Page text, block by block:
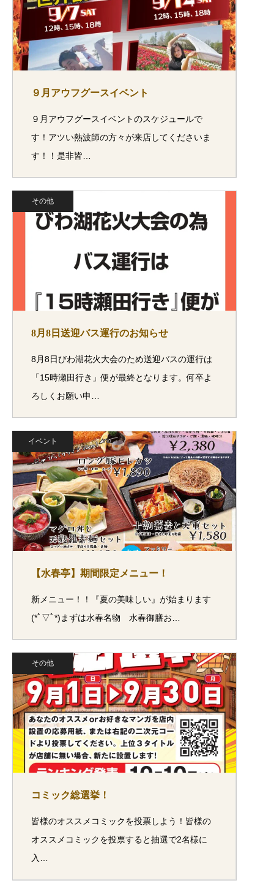
９月アウフグースイベント
９月アウフグースイベントのスケジュールで
す！アツい熱波師の方々が来店してくださいま
す！！是非皆…
その他
8月8日送迎バス運行のお知らせ
8月8日びわ湖花火大会のため送迎バスの運行は
「15時瀬田行き」便が最終となります。何卒よ
ろしくお願い申…
イベント
【水春亭】期間限定メニュー！
新メニュー！！『夏の美味しい』が始まります
(*ﾟ▽ﾟ*)まずは水春名物 水春御膳お…
その他
コミック総選挙！
皆様のオススメコミックを投票しよう！皆様の
オススメコミックを投票すると抽選で2名様に
入…